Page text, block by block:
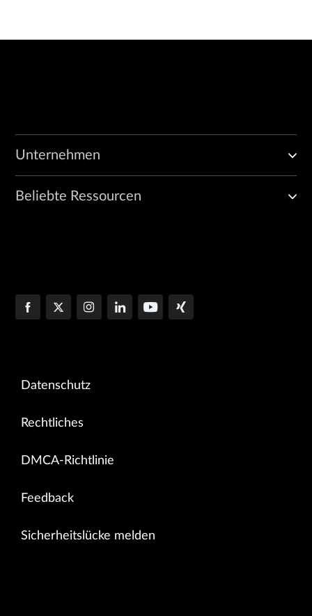
Unternehmen
Beliebte Ressourcen
Datenschutz
Rechtliches
DMCA-Richtlinie
Feedback
Sicherheitslücke melden